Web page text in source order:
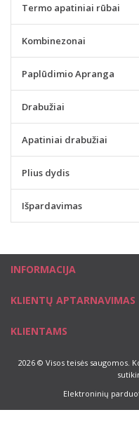
Termo apatiniai rūbai
Kombinezonai
Paplūdimio Apranga
Drabužiai
Apatiniai drabužiai
Plius dydis
Išpardavimas
INFORMACIJA
KLIENTŲ APTARNAVIMAS
KLIENTAMS
2026 © Visos teisės saugomos.
Elektroninių